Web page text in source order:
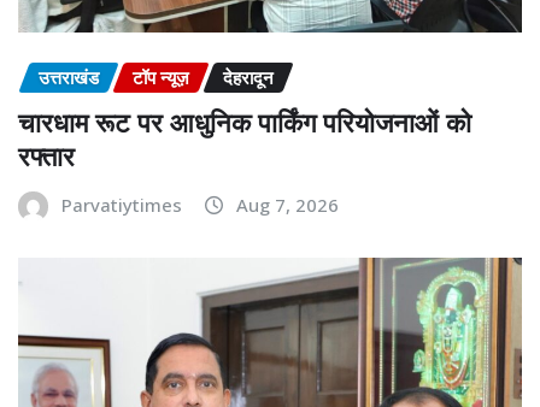
उत्तराखंड टॉप न्यूज़ देहरादून
चारधाम रूट पर आधुनिक पार्किंग परियोजनाओं को
रफ्तार
Parvatiytimes Aug 7, 2026